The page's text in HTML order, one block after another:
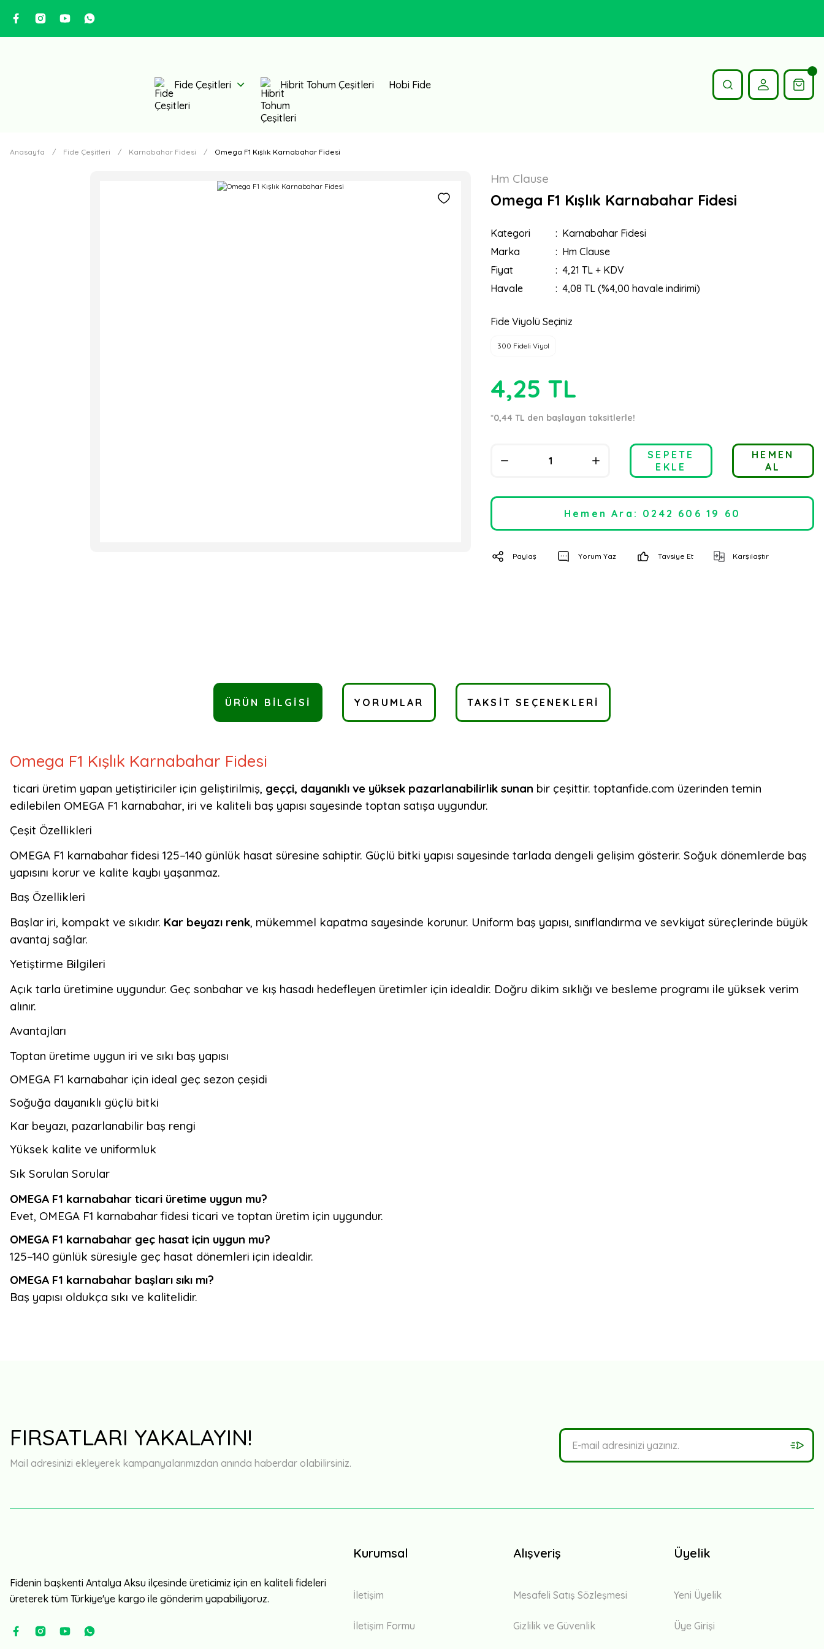
Fide Çeşitleri Hibrit Tohum Çeşitleri Hobi Fide
Anasayfa Fide Çeşitleri Karnabahar Fidesi Omega F1 Kışlık Karnabahar Fidesi
Hm Clause
Omega F1 Kışlık Karnabahar Fidesi
Kategori
Karnabahar Fidesi
Marka
Hm Clause
Fiyat
4,21 TL + KDV
Havale
4,08 TL (%4,00 havale indirimi)
Fide Viyolü Seçiniz
300 Fideli Viyol
4,25 TL
*0,44 TL den başlayan taksitlerle!
SEPETE
EKLE
HEMEN
AL
Hemen Ara: 0242 606 19 60
Paylaş Yorum Yaz Tavsiye Et Karşılaştır
ÜRÜN BILGISI YORUMLAR TAKSIT SEÇENEKLERI
Omega F1 Kışlık Karnabahar Fidesi
ticari üretim yapan yetiştiriciler için geliştirilmiş, geççi, dayanıklı ve yüksek pazarlanabilirlik sunan bir çeşittir. toptanfide.com üzerinden temin
edilebilen OMEGA F1 karnabahar, iri ve kaliteli baş yapısı sayesinde toptan satışa uygundur.
Çeşit Özellikleri
OMEGA F1 karnabahar fidesi 125–140 günlük hasat süresine sahiptir. Güçlü bitki yapısı sayesinde tarlada dengeli gelişim gösterir. Soğuk dönemlerde baş
yapısını korur ve kalite kaybı yaşanmaz.
Baş Özellikleri
Başlar iri, kompakt ve sıkıdır. Kar beyazı renk, mükemmel kapatma sayesinde korunur. Uniform baş yapısı, sınıflandırma ve sevkiyat süreçlerinde büyük
avantaj sağlar.
Yetiştirme Bilgileri
Açık tarla üretimine uygundur. Geç sonbahar ve kış hasadı hedefleyen üretimler için idealdir. Doğru dikim sıklığı ve besleme programı ile yüksek verim
alınır.
Avantajları
Toptan üretime uygun iri ve sıkı baş yapısı
OMEGA F1 karnabahar için ideal geç sezon çeşidi
Soğuğa dayanıklı güçlü bitki
Kar beyazı, pazarlanabilir baş rengi
Yüksek kalite ve uniformluk
Sık Sorulan Sorular
OMEGA F1 karnabahar ticari üretime uygun mu?
Evet, OMEGA F1 karnabahar fidesi ticari ve toptan üretim için uygundur.
OMEGA F1 karnabahar geç hasat için uygun mu?
125–140 günlük süresiyle geç hasat dönemleri için idealdir.
OMEGA F1 karnabahar başları sıkı mı?
Baş yapısı oldukça sıkı ve kalitelidir.
FIRSATLARI YAKALAYIN!
Mail adresinizi ekleyerek kampanyalarımızdan anında haberdar olabilirsiniz.
Fidenin başkenti Antalya Aksu ilçesinde üreticimiz için en kaliteli fideleri
üreterek tüm Türkiye'ye kargo ile gönderim yapabiliyoruz.
Kurumsal
İletişim
İletişim Formu
Alışveriş
Mesafeli Satış Sözleşmesi
Gizlilik ve Güvenlik
Üyelik
Yeni Üyelik
Üye Girişi